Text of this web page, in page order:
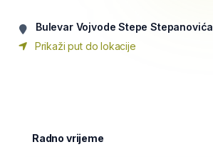
Bulevar Vojvode Stepe Stepanovića
Prikaži put do lokacije
Radno vrijeme